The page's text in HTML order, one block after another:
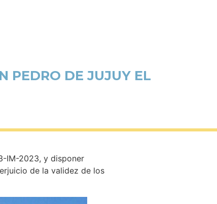
PEDRO DE JUJUY EL
IM-2023, y disponer
de la validez de los